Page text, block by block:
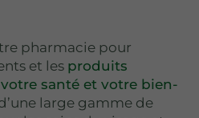
pharmacie pour
et les produits
santé et votre bien-
large gamme de